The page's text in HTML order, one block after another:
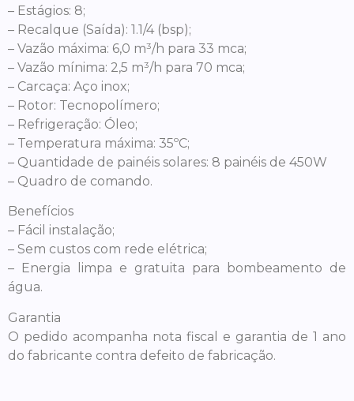
– Estágios: 8;
– Recalque (Saída): 1.1/4 (bsp);
– Vazão máxima: 6,0 m³/h para 33 mca;
– Vazão mínima: 2,5 m³/h para 70 mca;
– Carcaça: Aço inox;
– Rotor: Tecnopolímero;
– Refrigeração: Óleo;
– Temperatura máxima: 35ºC;
– Quantidade de painéis solares: 8 painéis de 450W
– Quadro de comando.
Benefícios
– Fácil instalação;
– Sem custos com rede elétrica;
– Energia limpa e gratuita para bombeamento de
água.
Garantia
O pedido acompanha nota fiscal e garantia de 1 ano
do fabricante contra defeito de fabricação.